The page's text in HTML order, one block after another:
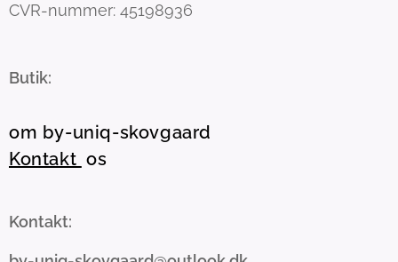
CVR-nummer: 45198936
Butik:
om by-uniq-skovgaard
Kontakt os
Kontakt: